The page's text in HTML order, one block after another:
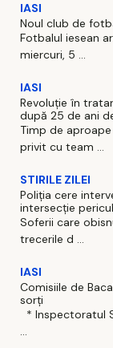
IASI
Noul club de
Fotbalul iesean
miercuri, 5 ...
IASI
Revoluție în
după 25 de ani
Timp de
privit cu team ...
STIRILE ZILEI
Poliția cere
intersecție
Soferii care
trecerile d ...
IASI
Comisiile de
sorți
* Inspectoratul
...